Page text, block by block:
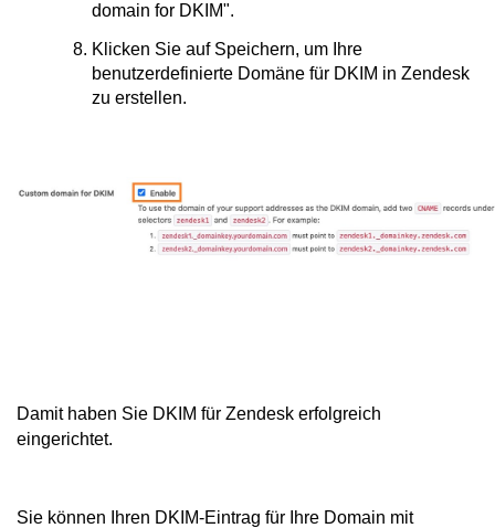
domain for DKIM".
Klicken Sie auf Speichern, um Ihre
benutzerdefinierte Domäne für DKIM in Zendesk
zu erstellen.
Damit haben Sie DKIM für Zendesk erfolgreich
eingerichtet.
Sie können Ihren DKIM-Eintrag für Ihre Domain mit